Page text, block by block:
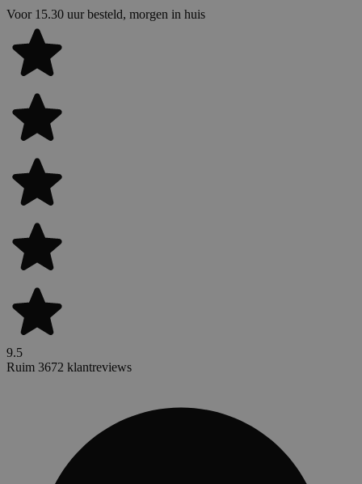
Voor 15.30 uur besteld, morgen in huis
9.5
Ruim 3672 klantreviews